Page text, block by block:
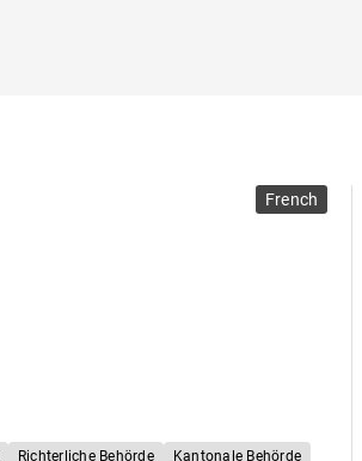
French
Richterliche Behörde
Kantonale Behörde